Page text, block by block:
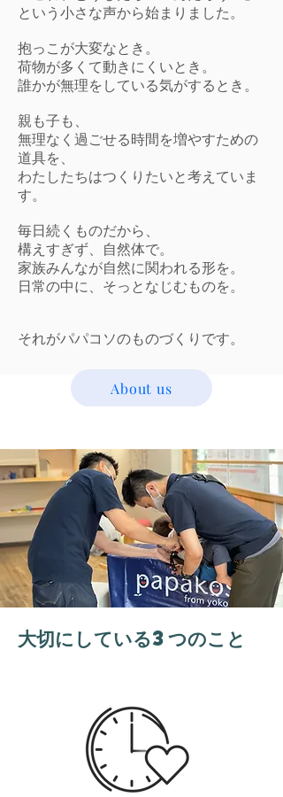
という小さな声から始まりました。
抱っこが大変なとき。
荷物が多くて動きにくいとき。
誰かが無理をしている気がするとき。
親も子も、
無理なく過ごせる時間を増やすための
道具を、
わたしたちはつくりたいと考えていま
す。
毎日続くものだから、
構えすぎず、自然体で。
家族みんなが自然に関われる形を。
日常の中に、そっとなじむものを。
​それがパパコソのものづくりです。
About us
大切にしている3つのこと